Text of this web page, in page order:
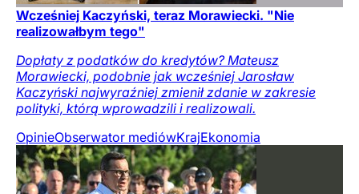
Wcześniej Kaczyński, teraz Morawiecki. "Nie
realizowałbym tego"
Dopłaty z podatków do kredytów? Mateusz
Morawiecki, podobnie jak wcześniej Jarosław
Kaczyński najwyraźniej zmienił zdanie w zakresie
polityki, którą wprowadzili i realizowali.
OpinieObserwator mediówKrajEkonomia